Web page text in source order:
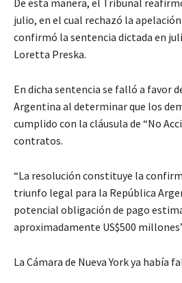
julio, en el cual rechazó la
confirmó la sentencia dictada en
Loretta Preska.
En dicha sentencia se falló a favor
Argentina al determinar que los
cumplido con la cláusula de “No
contratos.
“La resolución constituye la
triunfo legal para la República
potencial obligación de pago
aproximadamente US$500
La Cámara de Nueva York ya había